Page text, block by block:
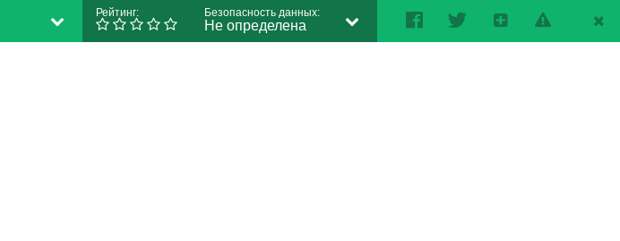
Рейтинг: Безопасность данных:
Не определена